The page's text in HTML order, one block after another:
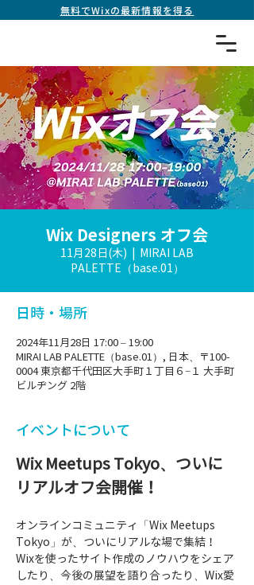
無料でWixの最新情報を得る
Wix Designers オフ会
11月28日(木)
MIRAI LAB
PALETTE（base.01）
日時・場所
2024年11月28日 17:00 – 19:00
MIRAI LAB PALETTE（base.01）, 日本、〒100-
0004 東京都千代田区大手町１丁目６−１ 大手町
ビルヂング 2階
イベントについて
Wix Meetups Tokyo、ついに
リアルオフ会開催！
オンラインコミュニティ「Wix Meetups
Tokyo」が、ついにリアルな場で集結！
Wixを使ったサイト作成のノウハウをシェア
したり、今後の展望を語り合ったり、Wix愛